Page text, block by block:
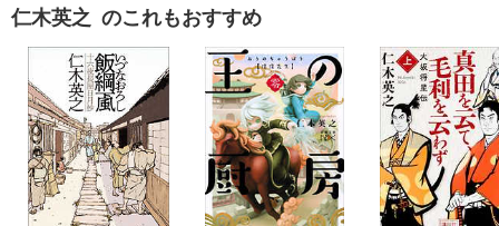
仁木英之 のこれもおすすめ